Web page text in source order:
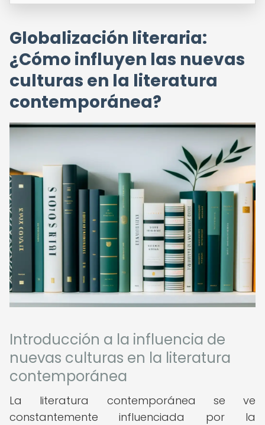
Globalización literaria:
¿Cómo influyen las nuevas
culturas en la literatura
contemporánea?
Introducción a la influencia de
nuevas culturas en la literatura
contemporánea
La literatura contemporánea se ve
constantemente influenciada por la